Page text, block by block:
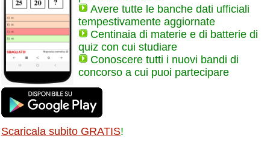
Avere tutte le banche dati ufficiali
tempestivamente aggiornate
Centinaia di materie e di batterie di
quiz con cui studiare
Conoscere tutti i nuovi bandi di
concorso a cui puoi partecipare
Scaricala subito GRATIS!